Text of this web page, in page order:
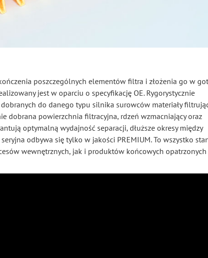
poszczególnych elementów filtra i złożenia go w
jest w oparciu o specyfikację OE. Rygorystycznie
do danego typu silnika surowców materiały
dobrana powierzchnia filtracyjna, rdzeń wzmacniający oraz
optymalną wydajność separacji, dłuższe okresy między
odbywa się tylko w jakości PREMIUM. To wszystko
wewnętrznych, jak i produktów końcowych